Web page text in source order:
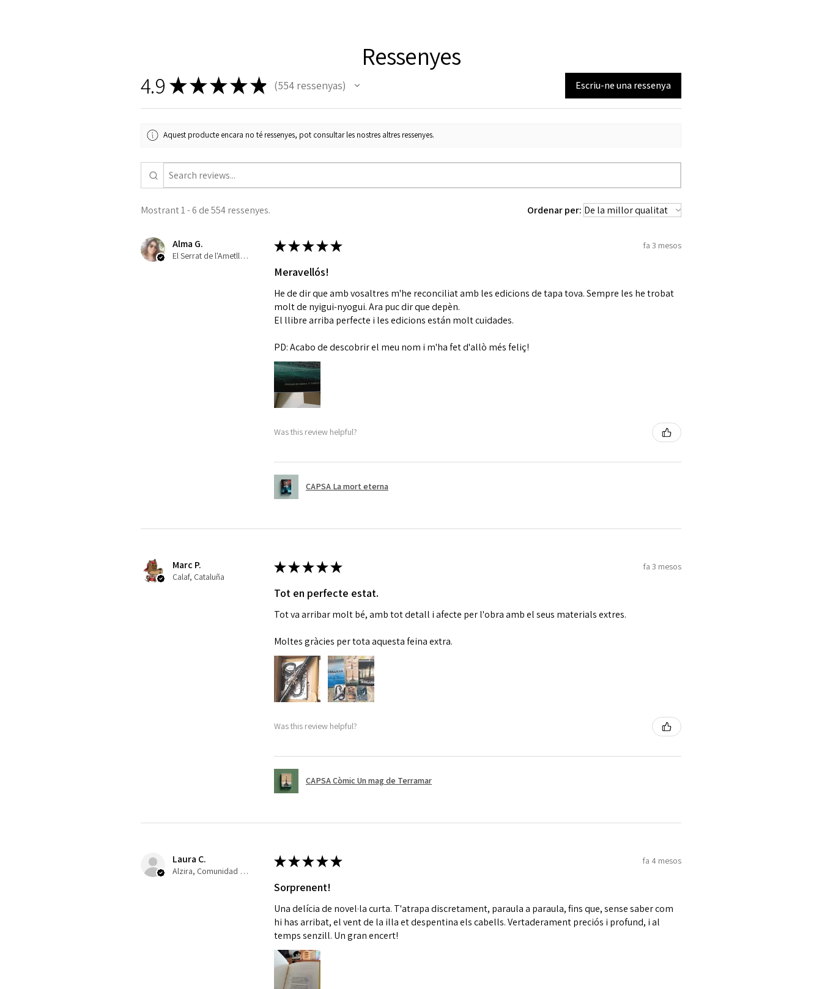
Ressenyes
4.9 ★★★★★ 554ressenyas
554 Escriu-ne una ressenya
Aquest producte encara no té ressenyes, pot consultar les nostres altres ressenyes.
Mostrant 1 - 6 de 554 ressenyes. Ordenar per:
Alma G.
El Serrat de l'Ametlla, ES-CT
★★★★★ fa 3 mesos
Meravellós!
He de dir que amb vosaltres m'he reconciliat amb les edicions de tapa tova. Sempre les he trobat
molt de nyigui-nyogui. Ara puc dir que depèn.
El llibre arriba perfecte i les edicions están molt cuidades.
PD: Acabo de descobrir el meu nom i m'ha fet d'allò més feliç!
Was this review helpful?
CAPSA La mort eterna
Marc P.
Calaf, Cataluña
★★★★★ fa 3 mesos
Tot en perfecte estat.
Tot va arribar molt bé, amb tot detall i afecte per l'obra amb el seus materials extres.
Moltes gràcies per tota aquesta feina extra.
Was this review helpful?
CAPSA Còmic Un mag de Terramar
Laura C.
Alzira, Comunidad Valenciana
★★★★★ fa 4 mesos
Sorprenent!
Una delícia de novel·la curta. T'atrapa discretament, paraula a paraula, fins que, sense saber com
hi has arribat, el vent de la illa et despentina els cabells. Vertaderament preciós i profund, i al
temps senzill. Un gran encert!